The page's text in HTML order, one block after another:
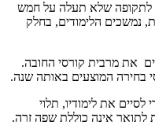
לתקופה שלא תעלה על חמש
נמשכים הלימודים, בחלק
את מרבית קורסי החובה.
בחירה המוצעים באותה שנה.
את לימודיו, תלוי
לתואר אינה כוללת שפה זרה.